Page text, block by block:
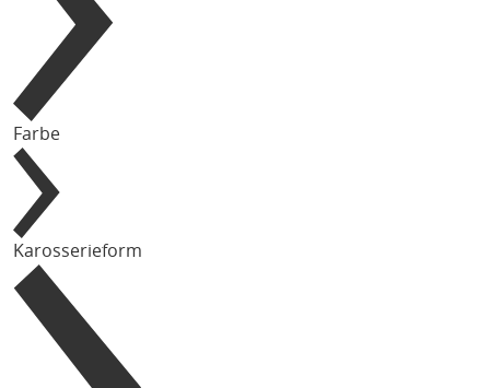
Farbe
Karosserieform